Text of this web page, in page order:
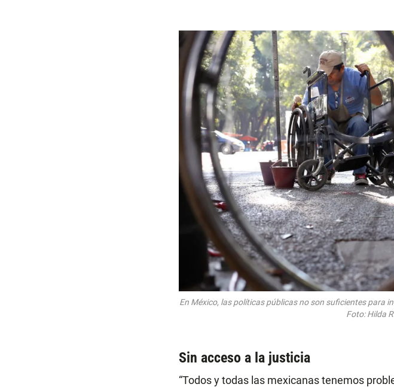
En México, las políticas públicas no son suficientes para
Foto: Hilda
Sin acceso a la justicia
“Todos y todas las mexicanas tenemos